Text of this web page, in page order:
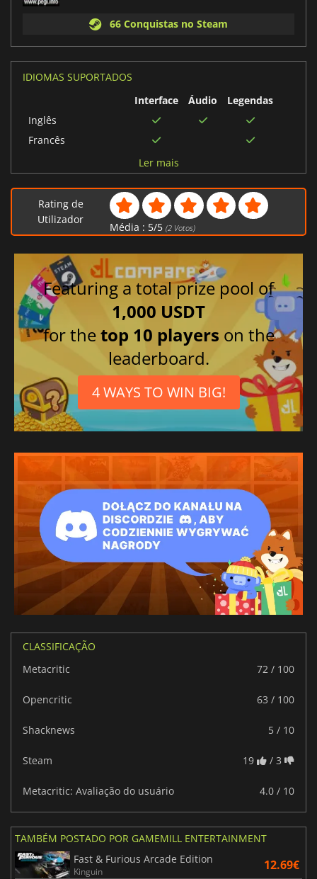
66 Conquistas no Steam
IDIOMAS SUPORTADOS
Interface
Áudio
Legendas
Inglês
Francês
Alemão
Espanhol
Português brasileiro
Espanhol mexicano
Ler mais
Rating de
Utilizador
Média : 5/5 (2Votos)
Featuring a total prize pool of
1,000 USDT
for thetop 10 players on the
leaderboard.
4 WAYS TO WIN BIG!
CLASSIFICAÇÃO
Metacritic
72 / 100
Opencritic 63 / 100
Shacknews 5 / 10
Steam 19 / 3
Metacritic: Avaliação do usuário 4.0 / 10
TAMBÉM POSTADO POR GAMEMILL ENTERTAINMENT
Fast & Furious Arcade Edition
Kinguin 12.69€